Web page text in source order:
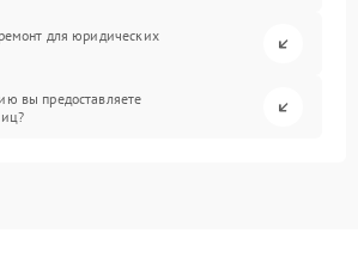
для юридических
вы предоставляете